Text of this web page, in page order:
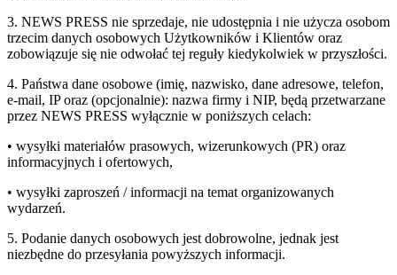
3. NEWS PRESS nie sprzedaje, nie udostępnia i nie użycza osobom
trzecim danych osobowych Użytkowników i Klientów oraz
zobowiązuje się nie odwołać tej reguły kiedykolwiek w przyszłości.
4. Państwa dane osobowe (imię, nazwisko, dane adresowe, telefon,
e-mail, IP oraz (opcjonalnie): nazwa firmy i NIP, będą przetwarzane
przez NEWS PRESS wyłącznie w poniższych celach:
• wysyłki materiałów prasowych, wizerunkowych (PR) oraz
informacyjnych i ofertowych,
• wysyłki zaproszeń / informacji na temat organizowanych
wydarzeń.
5. Podanie danych osobowych jest dobrowolne, jednak jest
niezbędne do przesyłania powyższych informacji.